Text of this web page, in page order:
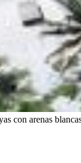
con arenas